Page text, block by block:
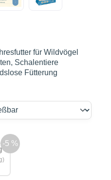
für Wildvögel
Schalentiere
Fütterung